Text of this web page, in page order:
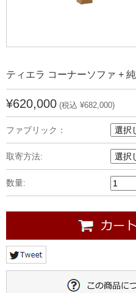
ティエラ コーナーソファ +
¥620,000 (税込 ¥682,000)
ファブリック：
取寄方法:
数量: